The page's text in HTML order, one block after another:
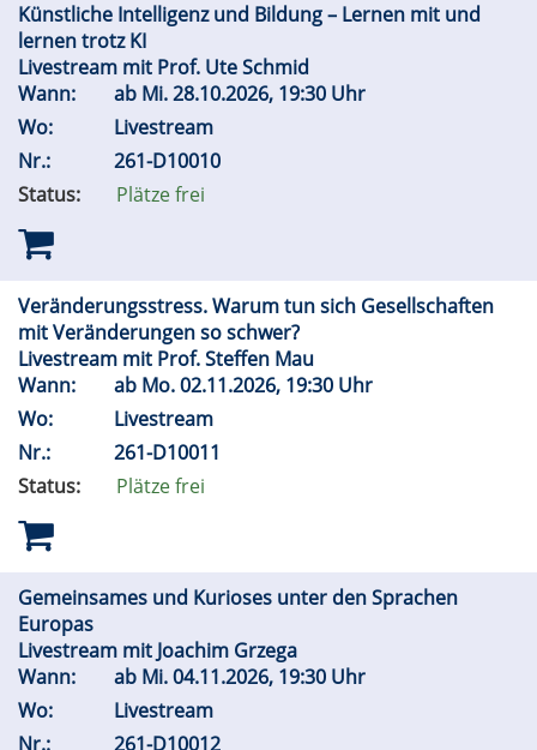
Künstliche Intelligenz und Bildung – Lernen mit und
lernen trotz KI
Livestream mit Prof. Ute Schmid
Wann:
ab Mi.28.10.2026, 19:30 Uhr
Wo:
Livestream
Nr.:
261-D10010
Status:
Plätze frei
Veränderungsstress. Warum tun sich Gesellschaften
mit Veränderungen so schwer?
Livestream mit Prof. Steffen Mau
Wann:
ab Mo.02.11.2026, 19:30 Uhr
Wo:
Livestream
Nr.:
261-D10011
Status:
Plätze frei
Gemeinsames und Kurioses unter den Sprachen
Europas
Livestream mit Joachim Grzega
Wann:
ab Mi.04.11.2026, 19:30 Uhr
Wo:
Livestream
Nr.:
261-D10012